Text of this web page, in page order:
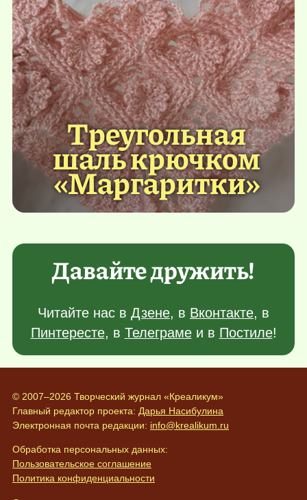
Треугольная
шаль крючком
«Маргаритки»
Давайте дружить!
Читайте нас в Дзене, в Вконтакте, в
Пинтересте, в Телеграмеи в Постиле!
© 2007–2026 Творческий журнал «Креаликум»
Главный редактор проекта: Дарья Насибулина
Электронная почта редакции: info@krealikum.ru
Обработка персональных данных:
Пользовательское соглашение
Политика конфиденциальности